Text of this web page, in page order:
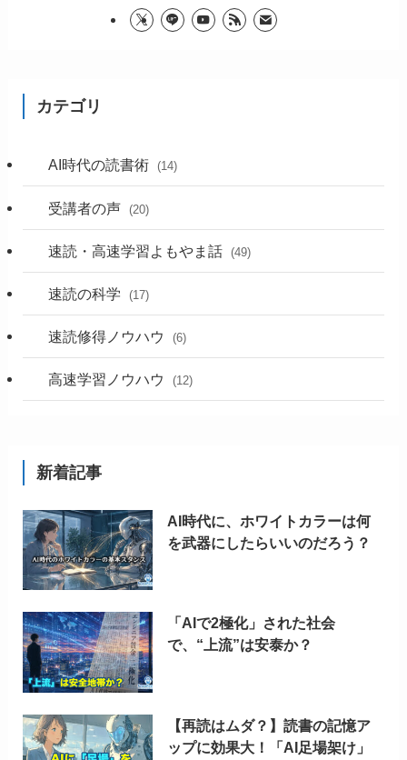
カテゴリ
AI時代の読書術 (14)
受講者の声 (20)
速読・高速学習よもやま話 (49)
速読の科学 (17)
速読修得ノウハウ (6)
高速学習ノウハウ (12)
新着記事
AI時代に、ホワイトカラーは何
を武器にしたらいいのだろう？
「AIで2極化」された社会
で、“上流”は安泰か？
【再読はムダ？】読書の記憶ア
ップに効果大！「AI足場架け」